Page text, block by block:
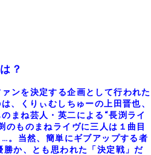
？
ンを決定する企画として行われた
、くりぃむしちゅーの上田晋也、
まね芸人・英二による“長渕ライ
ものまねライヴに三人は１曲目
。当然、簡単にギブアップする者
か、とも思われた「決定戦」だ